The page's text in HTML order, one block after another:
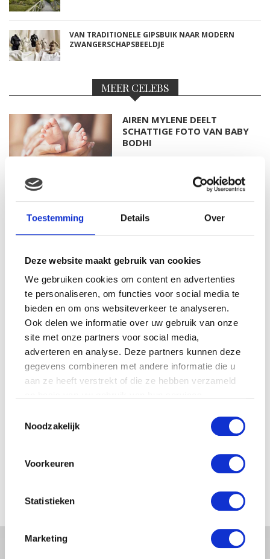
Toestemming Details Over
Deze website maakt gebruik van cookies
We gebruiken cookies om content en advertenties
te personaliseren, om functies voor social media te
bieden en om ons websiteverkeer te analyseren.
Ook delen we informatie over uw gebruik van onze
site met onze partners voor social media,
adverteren en analyse. Deze partners kunnen deze
gegevens combineren met andere informatie die u
aan ze heeft verstrekt of die ze hebben verzameld
Noodzakelijk
Voorkeuren
Statistieken
Marketing
VAN TRADITIONELE GIPSBUIK NAAR MODERN
ZWANGERSCHAPSBEELDJE
MEER CELEBS
AIREN MYLENE DEELT
SCHATTIGE FOTO VAN BABY
BODHI
FOTO: SAAR KONINGSBERGER
MET DOCHTERTJE SCOTTIE
KIM KÖTTER DEELT PRACHTIGE
GEZINSFOTO MET HAAR
MANNEN
JOSJE HUISMAN SHOWT
BABYBUIK OP IBIZA
PRACHTIGE FOTO MET BABY